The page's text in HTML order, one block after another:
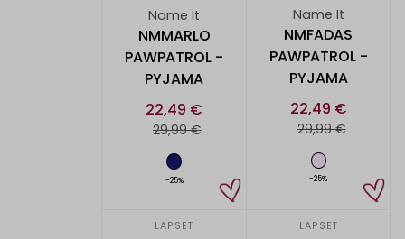
Name It
NMMARLO
PAWPATROL -
PYJAMA
22,49 €
29,99 €
-25%
Name It
NMFADAS
PAWPATROL -
PYJAMA
22,49 €
29,99 €
-25%
LAPSET LAPSET